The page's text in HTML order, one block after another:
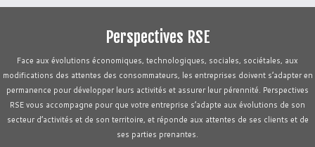
Perspectives RSE
Face aux évolutions économiques, technologiques, sociales, sociétales, aux
modifications des attentes des consommateurs, les entreprises doivent s’adapter en
permanence pour développer leurs activités et assurer leur pérennité. Perspectives
RSE vous accompagne pour que votre entreprise s’adapte aux évolutions de son
secteur d’activités et de son territoire, et réponde aux attentes de ses clients et de
ses parties prenantes.